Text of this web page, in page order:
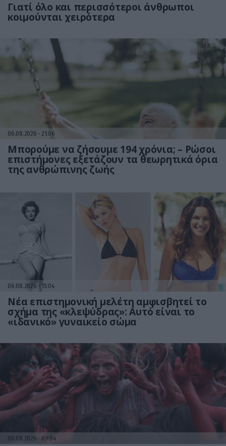
Γιατί όλο και περισσότεροι άνθρωποι
κοιμούνται χειρότερα
06.08.2026 21:06
Μπορούμε να ζήσουμε 194 χρόνια; – Ρώσοι
επιστήμονες εξετάζουν τα θεωρητικά όρια
της ανθρώπινης ζωής
06.08.2026 15:04
Νέα επιστημονική μελέτη αμφισβητεί το
σχήμα της «κλεψύδρας»: Αυτό είναι το
«ιδανικό» γυναικείο σώμα
06.08.2026 09:04